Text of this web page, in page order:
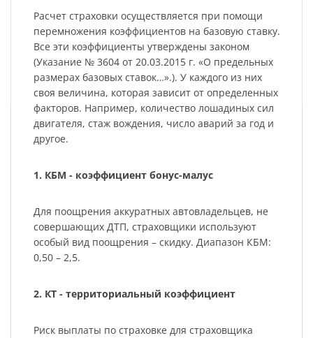
Расчет страховки осуществляется при помощи
перемножения коэффициентов на базовую ставку.
Все эти коэффициенты утверждены законом
(Указание № 3604 от 20.03.2015 г. «О предельных
размерах базовых ставок…».). У каждого из них
своя величина, которая зависит от определенных
факторов. Например, количество лошадиных сил
двигателя, стаж вождения, число аварий за год и
другое.
1. КБМ - коэффициент бонус-малус
Для поощрения аккуратных автовладельцев, не
совершающих ДТП, страховщики используют
особый вид поощрения – скидку. Диапазон КБМ:
0,50 – 2,5.
2. КТ - территориальный коэффициент
Риск выплаты по страховке для страховщика